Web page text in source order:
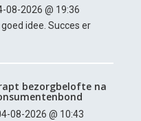
08-2026 @ 19:36
goed idee. Succes er
bezorgbelofte na
08-2026 @ 10:43